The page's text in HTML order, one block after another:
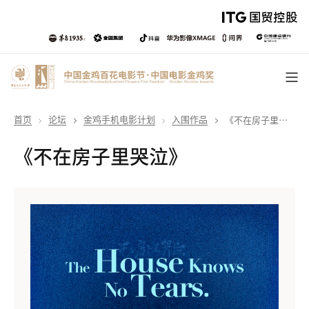
首页 论坛 金鸡手机电影计划 入围作品 《不在房子里哭泣》
《不在房子里哭泣》